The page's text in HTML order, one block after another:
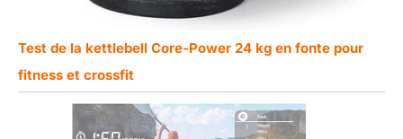
Test de la kettlebell Core-Power 24 kg en fonte pour
fitness et crossfit